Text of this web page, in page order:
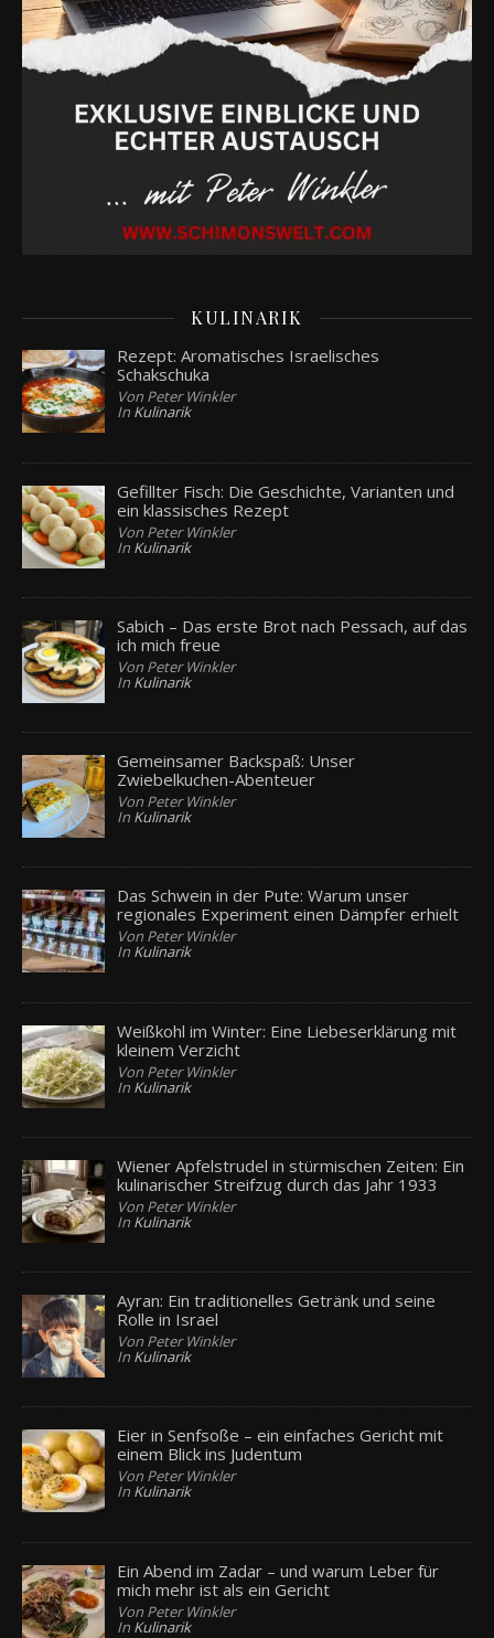
KULINARIK
Rezept: Aromatisches Israelisches
Schakschuka
Von Peter Winkler
In Kulinarik
Gefillter Fisch: Die Geschichte, Varianten und
ein klassisches Rezept
Von Peter Winkler
In Kulinarik
Sabich – Das erste Brot nach Pessach, auf das
ich mich freue
Von Peter Winkler
In Kulinarik
Gemeinsamer Backspaß: Unser
Zwiebelkuchen-Abenteuer
Von Peter Winkler
In Kulinarik
Das Schwein in der Pute: Warum unser
regionales Experiment einen Dämpfer erhielt
Von Peter Winkler
In Kulinarik
Weißkohl im Winter: Eine Liebeserklärung mit
kleinem Verzicht
Von Peter Winkler
In Kulinarik
Wiener Apfelstrudel in stürmischen Zeiten: Ein
kulinarischer Streifzug durch das Jahr 1933
Von Peter Winkler
In Kulinarik
Ayran: Ein traditionelles Getränk und seine
Rolle in Israel
Von Peter Winkler
In Kulinarik
Eier in Senfsoße – ein einfaches Gericht mit
einem Blick ins Judentum
Von Peter Winkler
In Kulinarik
Ein Abend im Zadar – und warum Leber für
mich mehr ist als ein Gericht
Von Peter Winkler
In Kulinarik